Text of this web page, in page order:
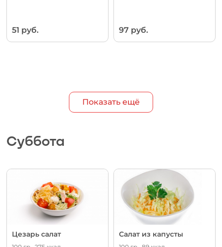
51 руб. 97 руб.
Показать ещё
Суббота
Цезарь салат Салат из капусты